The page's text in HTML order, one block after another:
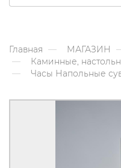
Главная МАГАЗИН
Каминные,
Часы Напольные